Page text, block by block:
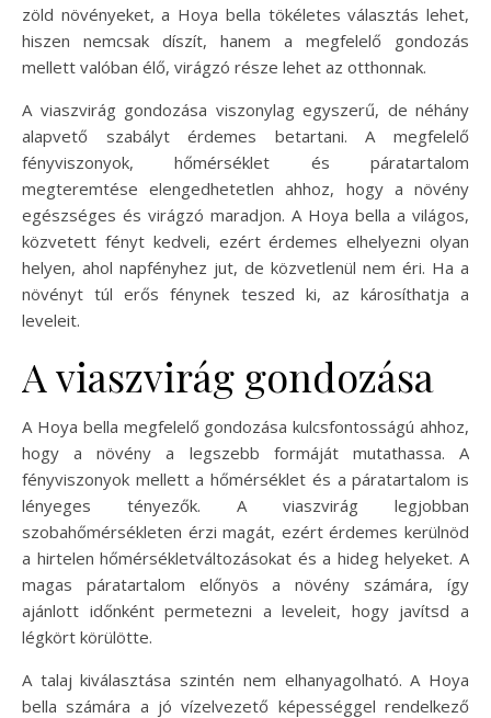
zöld növényeket, a Hoya bella tökéletes választás lehet,
hiszen nemcsak díszít, hanem a megfelelő gondozás
mellett valóban élő, virágzó része lehet az otthonnak.
A viaszvirág gondozása viszonylag egyszerű, de néhány
alapvető szabályt érdemes betartani. A megfelelő
fényviszonyok, hőmérséklet és páratartalom
megteremtése elengedhetetlen ahhoz, hogy a növény
egészséges és virágzó maradjon. A Hoya bella a világos,
közvetett fényt kedveli, ezért érdemes elhelyezni olyan
helyen, ahol napfényhez jut, de közvetlenül nem éri. Ha a
növényt túl erős fénynek teszed ki, az károsíthatja a
leveleit.
A viaszvirág gondozása
A Hoya bella megfelelő gondozása kulcsfontosságú ahhoz,
hogy a növény a legszebb formáját mutathassa. A
fényviszonyok mellett a hőmérséklet és a páratartalom is
lényeges tényezők. A viaszvirág legjobban
szobahőmérsékleten érzi magát, ezért érdemes kerülnöd
a hirtelen hőmérsékletváltozásokat és a hideg helyeket. A
magas páratartalom előnyös a növény számára, így
ajánlott időnként permetezni a leveleit, hogy javítsd a
légkört körülötte.
A talaj kiválasztása szintén nem elhanyagolható. A Hoya
bella számára a jó vízelvezető képességgel rendelkező